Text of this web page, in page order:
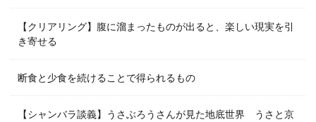
【クリアリング】腹に溜まったものが出ると、楽しい現実を引
き寄せる
断食と少食を続けることで得られるもの
【シャンバラ談義】うさぶろうさんが見た地底世界 うさと京